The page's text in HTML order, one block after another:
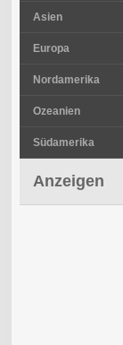
Asien
Europa
Nordamerika
Ozeanien
Südamerika
Anzeigen